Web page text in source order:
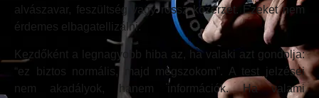
alvászavar, feszültség vagy rossz közérzet. Ezeket nem
érdemes elbagatellizálni.
Kezdőként a legnagyobb hiba az, ha valaki azt gondolja:
“ez biztos normális, majd megszokom”. A test jelzései
nem akadályok, hanem információk. Ha valami